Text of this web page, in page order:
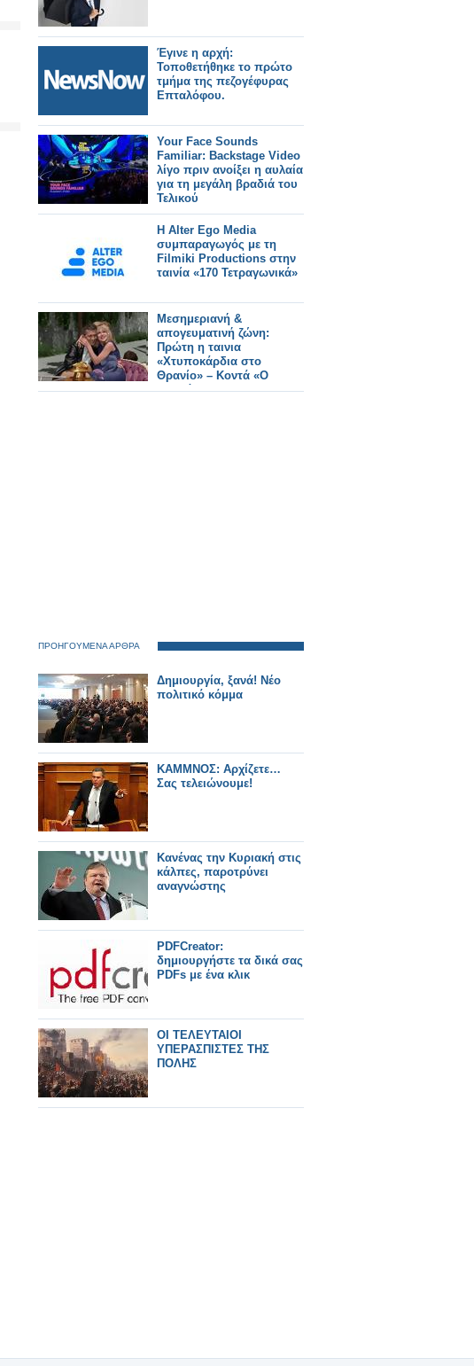
Έγινε η αρχή:
Τοποθετήθηκε το πρώτο
τμήμα της πεζογέφυρας
Επταλόφου.
Your Face Sounds
Familiar: Backstage Video
λίγο πριν ανοίξει η αυλαία
για τη μεγάλη βραδιά του
Τελικού
Η Alter Ego Media
συμπαραγωγός με τη
Filmiki Productions στην
ταινία «170 Τετραγωνικά»
Μεσημεριανή &
απογευματινή ζώνη:
Πρώτη η ταινια
«Χτυποκάρδια στο
Θρανίο» – Κοντά «Ο
Ξυπνάκιας» και
ΠΡΟΗΓΟΥΜΕΝΑ ΑΡΘΡΑ
Δημιουργία, ξανά! Νέο
πολιτικό κόμμα
ΚΑΜΜΝΟΣ: Αρχίζετε…
Σας τελειώνουμε!
Κανένας την Κυριακή στις
κάλπες, παροτρύνει
αναγνώστης
PDFCreator:
δημιουργήστε τα δικά σας
PDFs με ένα κλικ
ΟΙ ΤΕΛΕΥΤΑΙΟΙ
ΥΠΕΡΑΣΠΙΣΤΕΣ ΤΗΣ
ΠΟΛΗΣ